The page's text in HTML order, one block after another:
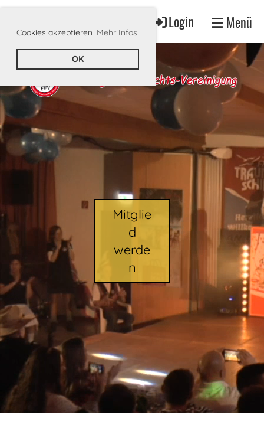
Cookies akzeptieren Mehr Infos
OK
Login Menü
Mitglie
d
werde
n